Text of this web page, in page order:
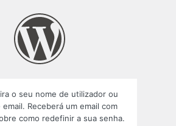
o seu nome de utilizador ou
Receberá um email com
como redefinir a sua senha.